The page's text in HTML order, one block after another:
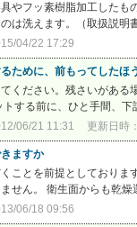
やフッ素樹脂加工した
は洗えます。（取扱説明
04/22 17:29
ために、前もってしたほ
ください。残さいがあ
トする前に、ひと手間、
06/21 11:31 更新日時
ますか
ことを前提としており
せん。 衛生面からも乾
06/18 09:56